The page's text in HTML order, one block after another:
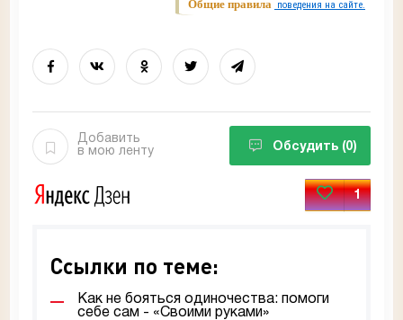
Общие правила поведения на сайте.
Добавить
в мою ленту
Обсудить (0)
1
Ссылки по теме:
Как не бояться одиночества: помоги
себе сам - «Своими руками»